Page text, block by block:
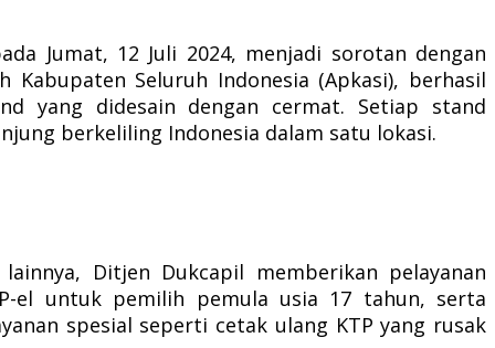
Jumat, 12 Juli 2024, menjadi sorotan dengan
Seluruh Indonesia (Apkasi), berhasil
yang didesain dengan cermat. Setiap stand
berkeliling Indonesia dalam satu lokasi.
Ditjen Dukcapil memberikan pelayanan
el untuk pemilih pemula usia 17 tahun, serta
spesial seperti cetak ulang KTP yang rusak